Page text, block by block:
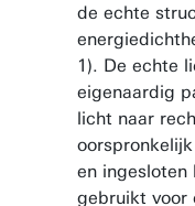
de echte
1). De echte
eigenaardig
licht naar
en ingesloten
gebruikt voor